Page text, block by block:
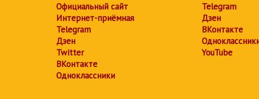
Официальный сайт
Интернет-приёмная
Telegram
Дзен
Twitter
ВКонтакте
Одноклассники
Telegram
Дзен
ВКонтакте
YouTube